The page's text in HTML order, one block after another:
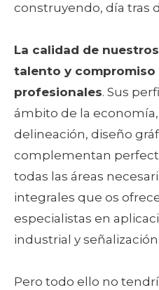
construyendo, día tras
La calidad de
talento y
profesionales. Sus
ámbito de la
delineación, diseño
complementan
todas las áreas
integrales que os
especialistas en
industrial y señalización.
Pero todo ello no